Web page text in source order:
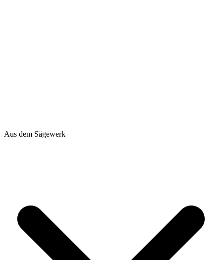
Aus dem Sägewerk